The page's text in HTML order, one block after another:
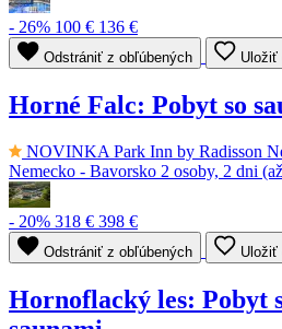
- 26% 100 € 136 €
Odstrániť z obľúbených Uložiť
Horné Falc: Pobyt so
NOVINKA Park Inn by Radisson
Nemecko - Bavorsko 2 osoby, 2 dni
- 20% 318 € 398 €
Odstrániť z obľúbených Uložiť
Hornoflacký les: Pobyt